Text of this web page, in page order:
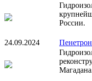
России.
24.09.2024